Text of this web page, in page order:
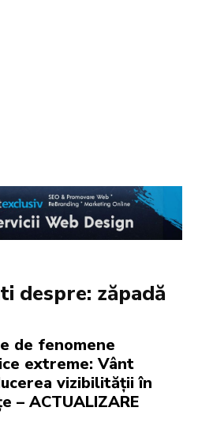
despre: zăpadă
de fenomene
extreme: Vânt
vizibilității în
– ACTUALIZARE